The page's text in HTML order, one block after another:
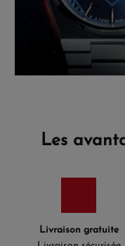
Les
Livraison gratuite